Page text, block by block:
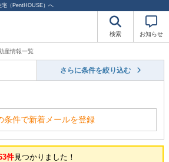
宅（PentHOUSE）へ
検索 お知らせ
産情報一覧
さらに条件を絞り込む
条件で新着メールを登録
件見つかりました！